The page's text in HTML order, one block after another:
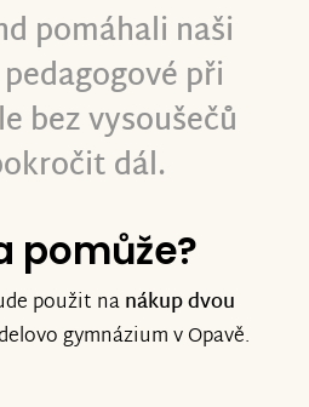
pomáhali naši
při
bez vysoušečů
dál.
pomůže?
použit nanákup dvou
gymnázium v Opavě.